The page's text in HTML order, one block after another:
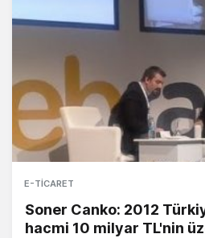
E-TICARET
Soner Canko: 2012
hacmi 10 milyar TL'nin